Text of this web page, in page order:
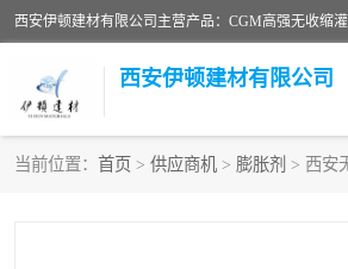
西安伊顿建材有限公司
当前位置： 首页 > 供应商机 > 膨胀剂 > 西安